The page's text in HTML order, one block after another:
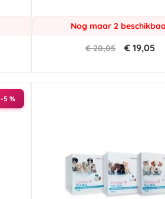
Nog maar 2
€ 20,05 € 19,05
-5 %